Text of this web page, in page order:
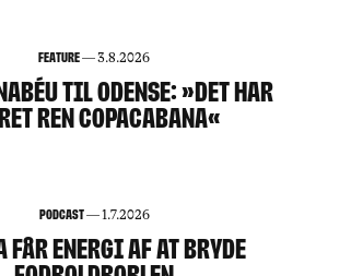
Feature—3.8.2026
TIL ODENSE: »DET HAR
REN COPACABANA«
Podcast—1.7.2026
FÅR ENERGI AF AT BRYDE